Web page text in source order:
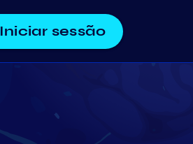
Iniciar sessão